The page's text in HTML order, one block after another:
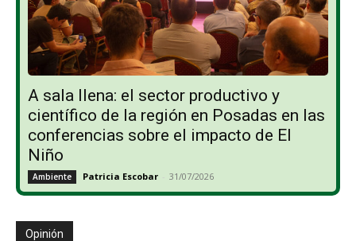
A sala llena: el sector productivo y
científico de la región en Posadas en las
conferencias sobre el impacto de El
Niño
Ambiente Patricia Escobar - 31/07/2026
Opinión